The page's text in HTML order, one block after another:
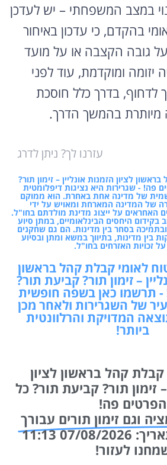
במצב המשפחתי – יש לעדכן
בהקדם, כי עדכון באיחור
גובה הקצבה או על מועד
יזומה ומוקדמת, עוד לפני
לדחוף, בדרך כלל חוסכת
מיותרת בהמשך הדרך.
עזרנו לך? ניתן לדרג
לציון הזמנות אונליין – זימון תור?
פה! - שגרירות היא נציגות דיפלומטית
של מדינה אחת באחרת. הוא ממוקם
של המדינה המארחת ומאויש על ידי
האחראים על ייצוג מדינת מולדתם בחו"ל.
בקידום היחסים הבינלאומיים, במתן סיוע
בסחר בין מדינות. הם גם שחקנים
בין מדינות, בתיווך במשא ומתן ובסיוע
זכויות האזרחים בחו"ל.
לאומי קבלת קהל בראשון
– זימון תור? קביעת תור?
תרשמו כאן בשפה חופשית
של השגרירות ולאחר מכן
המדויקת והרלוונטית
ביותר!
קבלת קהל בראשון לציון
זימון תור? קביעת תור? כל
הפרטים פה!
וגם זימון תורים עבורך
המידע נכון לתאריך: 07/08/2026 11:13
לעזור!